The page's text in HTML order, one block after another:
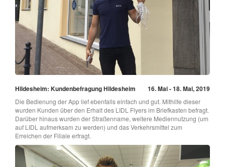
Hildesheim: Kundenbefragung Hildesheim 16. Mai - 18. Mai, 2019
Die Bedienung der App lief ebenfalls einfach und gut. Mithilfe dieser
wurden Kunden über den Erhalt des LIDL Flyers im Briefkasten befragt.
Darüber hinaus wurden der Straßenname, weitere Mediennutzung (um
auf LIDL aufmerksam zu werden) und das Verkehrsmittel zum
Erreichen der Filiale erfragt.